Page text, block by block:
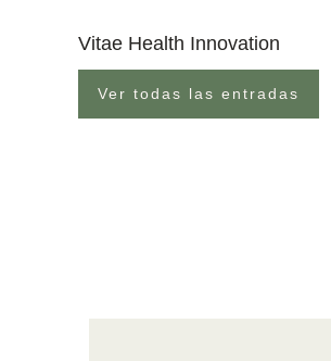
Vitae Health Innovation
Ver todas las entradas